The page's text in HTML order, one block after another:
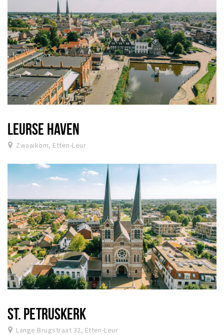
LEURSE HAVEN
Zwaaikom, Etten-Leur
ST. PETRUSKERK
Lange Brugstraat 32, Etten-Leur